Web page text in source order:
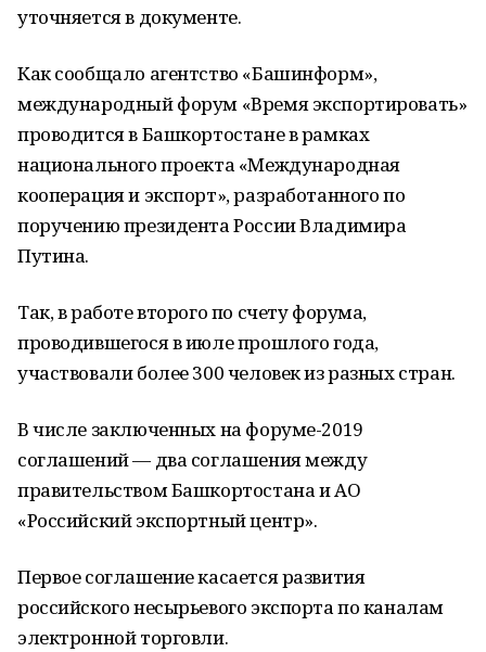
уточняется в документе.
Как сообщало агентство «Башинформ»,
международный форум «Время экспортировать»
проводится в Башкортостане в рамках
национального проекта «Международная
кооперация и экспорт», разработанного по
поручению президента России Владимира
Путина.
Так, в работе второго по счету форума,
проводившегося в июле прошлого года,
участвовали более 300 человек из разных стран.
В числе заключенных на форуме-2019
соглашений — два соглашения между
правительством Башкортостана и АО
«Российский экспортный центр».
Первое соглашение касается развития
российского несырьевого экспорта по каналам
электронной торговли.